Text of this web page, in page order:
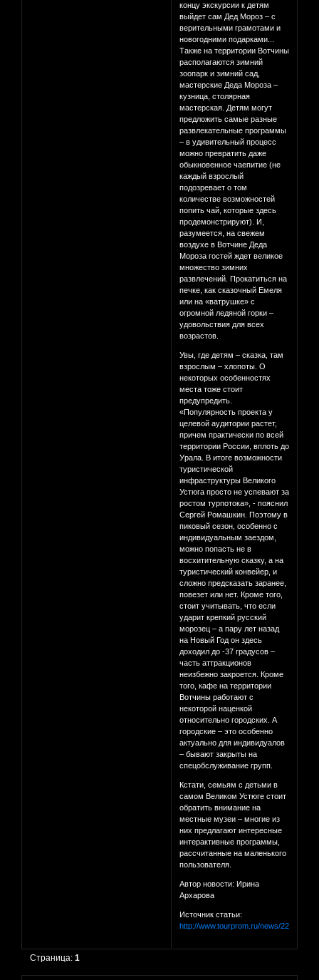
концу экскурсии к детям
выйдет сам Дед Мороз – с
верительными грамотами и
новогодними подарками...
Также на территории Вотчины
располагаются зимний
зоопарк и зимний сад,
мастерские Деда Мороза –
кузница, столярная
мастерская. Детям могут
предложить самые разные
развлекательные программы
– в удивительный процесс
можно превратить даже
обыкновенное чаепитие (не
каждый взрослый
подозревает о том
количестве возможностей
попить чай, которые здесь
продемонстрируют). И,
разумеется, на свежем
воздухе в Вотчине Деда
Мороза гостей ждет великое
множество зимних
развлечений. Прокатиться на
печке, как сказочный Емеля
или на «ватрушке» с
огромной ледяной горки –
удовольствия для всех
возрастов.
Увы, где детям – сказка, там
взрослым – хлопоты. О
некоторых особенностях
места тоже стоит
предупредить.
«Популярность проекта у
целевой аудитории растет,
причем практически по всей
территории России, вплоть до
Урала. В итоге возможности
туристической
инфраструктуры Великого
Устюга просто не успевают за
ростом турпотока», - пояснил
Сергей Ромашкин. Поэтому в
пиковый сезон, особенно с
индивидуальным заездом,
можно попасть не в
восхитительную сказку, а на
туристический конвейер, и
сложно предсказать заранее,
повезет или нет. Кроме того,
стоит учитывать, что если
ударит крепкий русский
морозец – а пару лет назад
на Новый Год он здесь
доходил до -37 градусов –
часть аттракционов
неизбежно закроется. Кроме
того, кафе на территории
Вотчины работают с
некоторой наценкой
относительно городских. А
городские – это особенно
актуально для индивидуалов
– бывают закрыты на
спецобслуживание групп.
Кстати, семьям с детьми в
самом Великом Устюге стоит
обратить внимание на
местные музеи – многие из
них предлагают интересные
интерактивные программы,
рассчитанные на маленького
пользователя.
Автор новости: Ирина
Архарова
Источник статьи:
http://www.tourprom.ru/news/22304/
Страница:1